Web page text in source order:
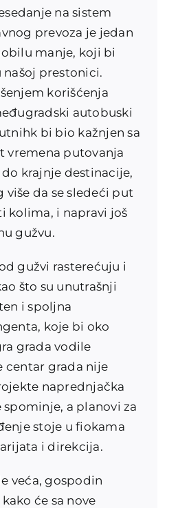
na sistem
prevoza je jedan
manje, koji bi
našoj prestonici.
korišćenja
autobuski
bi bio kažnjen sa
vremena putovanja
krajnje destinacije,
više da se sledeći put
kolima, i napravi još
gužvu.
gužvi rasterećuju i
što su unutrašnji
i spoljna
koje bi oko
grada vodile
centar grada nije
naprednjačka
spominje, a planovi za
stoje u fiokama
i direkcija.
veća, gospodin
će sa nove